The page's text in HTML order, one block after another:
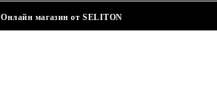
Онлайн магазин от SELITON